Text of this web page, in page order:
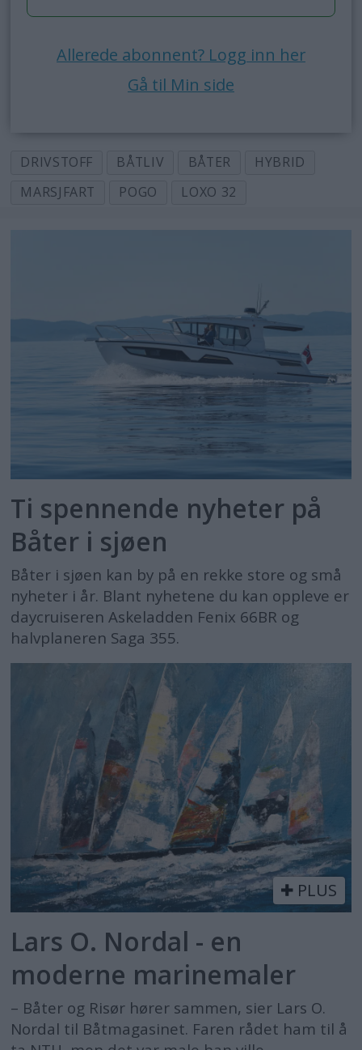
Allerede abonnent? Logg inn her
Gå til Min side
DRIVSTOFF BÅTLIV BÅTER
HYBRID
MARSJFART
POGO LOXO 32
Ti spennende nyheter på
Båter i sjøen
Båter i sjøen kan by på en rekke store og små
nyheter i år. Blant nyhetene du kan oppleve er
daycruiseren Askeladden Fenix 66BR og
halvplaneren Saga 355.
PLUS
Lars O. Nordal - en
moderne marinemaler
– Båter og Risør hører sammen, sier Lars O.
Nordal til Båtmagasinet. Faren rådet ham til å